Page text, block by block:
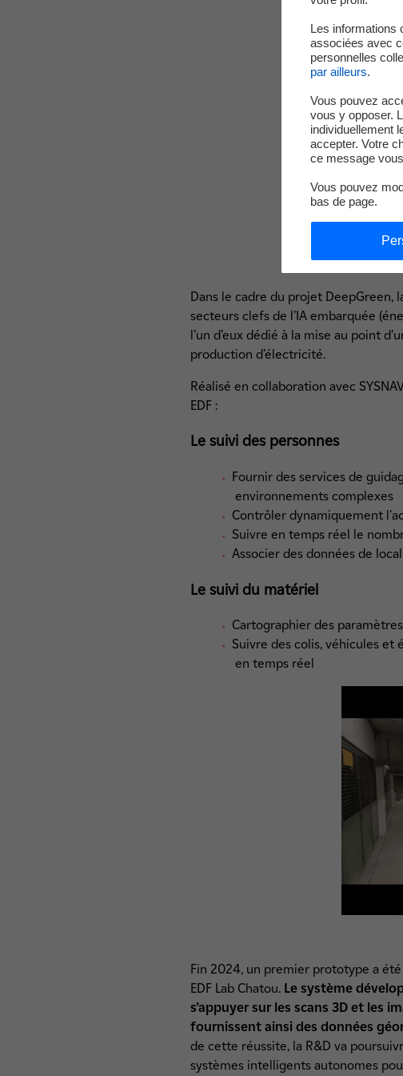
Dans le cadre du projet DeepGreen,
secteurs clefs de l’IA embarquée
l’un d’eux dédié à la mise au point
production d’électricité.
Réalisé en collaboration avec
EDF :
Le suivi des personnes
Fournir des services de
environnements complexes
Contrôler dynamiquement
Suivre en temps réel le
Associer des données de
Le suivi du matériel
Cartographier des
Suivre des colis, véhicules et
en temps réel
Fin 2024, un premier prototype a
EDF Lab Chatou. Le système
s’appuyer sur les scans 3D et les
fournissent ainsi des données
de cette réussite, la R&D va
systèmes intelligents autonomes
Les informations
associées avec
personnelles
par ailleurs.
Vous pouvez
vous y opposer.
individuellement
accepter. Votre
ce message
Vous pouvez
bas de page.